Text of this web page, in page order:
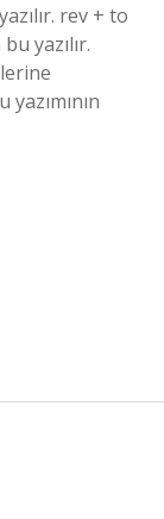
rev + to
yazılır.